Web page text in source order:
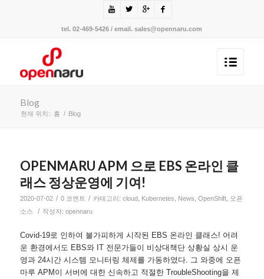
tel. 02-469-5426 / email. sales@opennaru.com
Blog
현재 위치: 홈 / Blog
OPENMARU APM 으로 EBS 온라인 클
래스 정상운영에 기여!
2020-07-02 / 0 코멘트 / 카테고리: cloud, Kubernetes News OpenShift,
오픈
소스
/ 작성자: opennaru
Covid-19로 인하여 불가피하게 시작된 EBS 온라인 클래스! 어려
운 환경에서도 EBS와 IT 전문가들이 비상대책단 상황실 상시 운
영과 24시간 시스템 모니터링 체제를 가동하였다. 그 와중에 오픈
마루 APM이 서버에 대한 신속하고 적절한 TroubleShooting을 제